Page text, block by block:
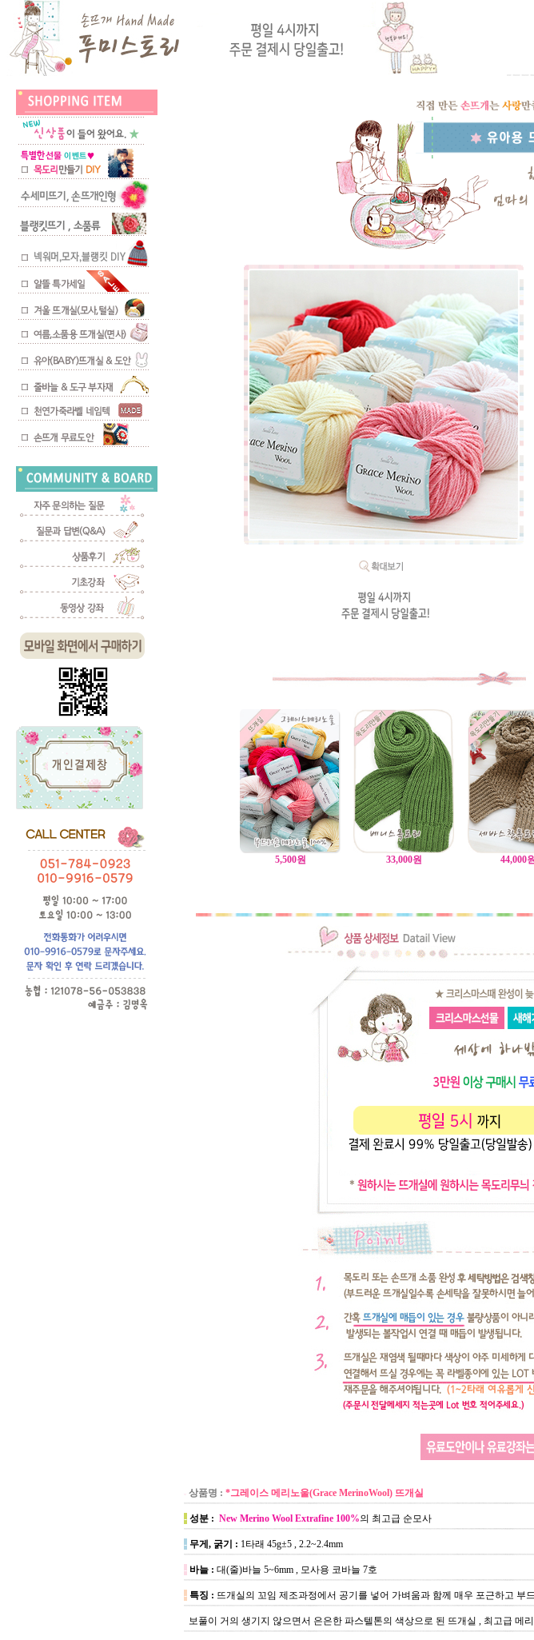
5,500원 33,000원 44,000
상품명 : *그레이스 메리노울(Grace MerinoWool) 뜨개실
- 성분 : New Merino Wool Extrafine 100%의 최고급 순모사
- 무게, 굵기 : 1타래 45g±5 , 2.2~2.4mm
- 바늘 : 대(줄)바늘 5~6mm , 모사용 코바늘 7호
- 특징 : 뜨개실의 꼬임 제조과정에서 공기를 넣어 가벼움과 함께 매우 포근하고 부
보풀이 거의 생기지 않으면서 은은한 파스텔톤의 색상으로 된 뜨개실 , 최고급 메